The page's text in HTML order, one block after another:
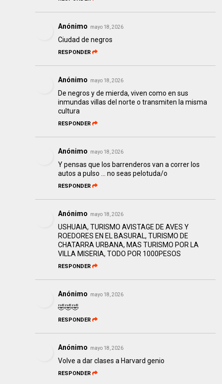
Anónimo mayo 18, 2026
Ciudad de negros
RESPONDER
Anónimo mayo 18, 2026
De negros y de mierda, viven como en sus
inmundas villas del norte o transmiten la misma
cultura
RESPONDER
Anónimo mayo 18, 2026
Y pensas que los barrenderos van a correr los
autos a pulso ... no seas pelotuda/o
RESPONDER
Anónimo mayo 18, 2026
USHUAIA, TURISMO AVISTAGE DE AVES Y
ROEDORES EN EL BASURAL, TURISMO DE
CHATARRA URBANA, MAS TURISMO POR LA
VILLA MISERIA, TODO POR 1000PESOS
RESPONDER
Anónimo mayo 18, 2026
🤣🤣🤣
RESPONDER
Anónimo mayo 18, 2026
Volve a dar clases a Harvard genio
RESPONDER